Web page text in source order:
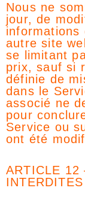
Nous ne
jour, de
informations
autre site
se limitant
prix, sauf si
définie de
dans le
associé ne
pour
Service ou
ont été
ARTICLE 12
INTERDITES